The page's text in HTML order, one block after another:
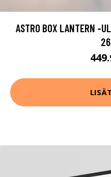
ASTRO BOX LANTERN -